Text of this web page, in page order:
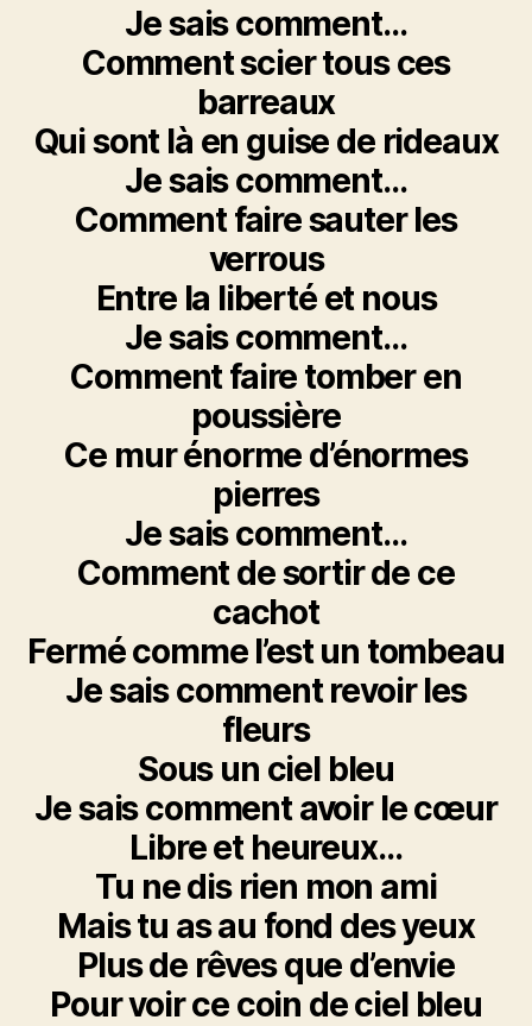
Je sais comment…
Comment scier tous ces
barreaux
Qui sont là en guise de rideaux
Je sais comment…
Comment faire sauter les
verrous
Entre la liberté et nous
Je sais comment…
Comment faire tomber en
poussière
Ce mur énorme d’énormes
pierres
Je sais comment…
Comment de sortir de ce
cachot
Fermé comme l’est un tombeau
Je sais comment revoir les
fleurs
Sous un ciel bleu
Je sais comment avoir le cœur
Libre et heureux…
Tu ne dis rien mon ami
Mais tu as au fond des yeux
Plus de rêves que d’envie
Pour voir ce coin de ciel bleu